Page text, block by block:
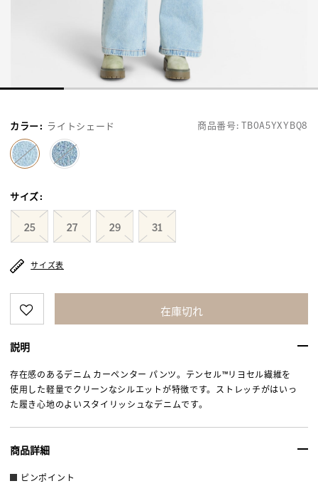
商品番号:TB0A5YXYBQ8
カラー: ライトシェード
サイズ:
25 27 29 31
サイズ表
在庫切れ
説明
存在感のあるデニム カーペンター パンツ。テンセル™リヨセル繊維を
使用した軽量でクリーンなシルエットが特徴です。ストレッチがはいっ
た履き心地のよいスタイリッシュなデニムです。
商品詳細
ピンポイント